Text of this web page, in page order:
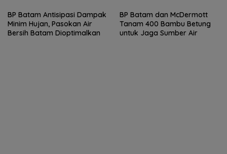
BP Batam Antisipasi Dampak
Minim Hujan, Pasokan Air
Bersih Batam Dioptimalkan
BP Batam dan McDermott
Tanam 400 Bambu Betung
untuk Jaga Sumber Air